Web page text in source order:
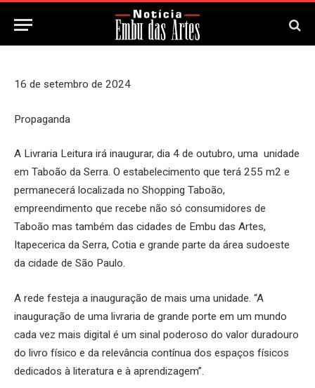
16 de Setembro, 2024 Updated: 16 de Setembro, 2024
16 de setembro de 2024
Propaganda
A Livraria Leitura irá inaugurar, dia 4 de outubro, uma unidade
em Taboão da Serra. O estabelecimento que terá 255 m2 e
permanecerá localizada no Shopping Taboão,
empreendimento que recebe não só consumidores de
Taboão mas também das cidades de Embu das Artes,
Itapecerica da Serra, Cotia e grande parte da área sudoeste
da cidade de São Paulo.
A rede festeja a inauguração de mais uma unidade. “A
inauguração de uma livraria de grande porte em um mundo
cada vez mais digital é um sinal poderoso do valor duradouro
do livro físico e da relevância contínua dos espaços físicos
dedicados à literatura e à aprendizagem”.